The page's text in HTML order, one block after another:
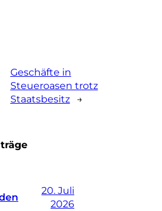
Geschäfte in
Steueroasen trotz
Staatsbesitz
→
20. Juli
2026